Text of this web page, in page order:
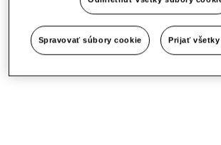
Spravovať súbory cookie Prijať